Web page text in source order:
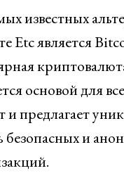
известных
Etc является
основой для
и предлагает
безопасных и